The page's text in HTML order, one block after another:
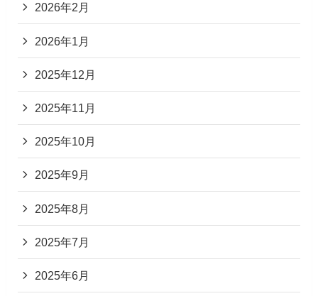
2026年2月
2026年1月
2025年12月
2025年11月
2025年10月
2025年9月
2025年8月
2025年7月
2025年6月